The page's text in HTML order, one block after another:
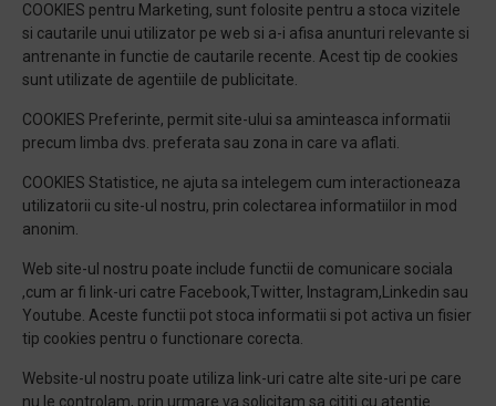
COOKIES pentru Marketing, sunt folosite pentru a stoca vizitele
si cautarile unui utilizator pe web si a-i afisa anunturi relevante si
antrenante in functie de cautarile recente. Acest tip de cookies
sunt utilizate de agentiile de publicitate.
COOKIES Preferinte, permit site-ului sa aminteasca informatii
precum limba dvs. preferata sau zona in care va aflati.
COOKIES Statistice, ne ajuta sa intelegem cum interactioneaza
utilizatorii cu site-ul nostru, prin colectarea informatiilor in mod
anonim.
Web site-ul nostru poate include functii de comunicare sociala
,cum ar fi link-uri catre Facebook,Twitter, Instagram,Linkedin sau
Youtube. Aceste functii pot stoca informatii si pot activa un fisier
tip cookies pentru o functionare corecta.
Website-ul nostru poate utiliza link-uri catre alte site-uri pe care
nu le controlam, prin urmare va solicitam sa cititi cu atentie